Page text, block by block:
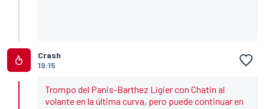
Crash
19:15
Trompo del Panis-Barthez Ligier con Chatin al
volante en la última curva, pero puede continuar en